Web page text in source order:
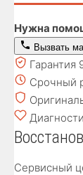
Нужна
Вызвать
Гарантия
Срочный
Сервисный